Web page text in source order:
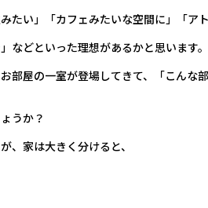
たい」「カフェみたいな空間に」「ア
などといった理想があるかと思います。
部屋の一室が登場してきて、「こんな
うか？
、家は大きく分けると、